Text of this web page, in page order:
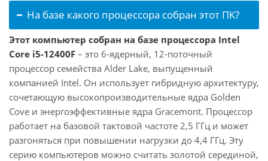
На базе какого процессора собран этот ПК?
Этот компьютер собран на базе процессора Intel
Core i5-12400F – это 6-ядерный, 12-поточный
процессор семейства Alder Lake, выпущенный
компанией Intel. Он использует гибридную архитектуру,
сочетающую высокопроизводительные ядра Golden
Cove и энергоэффективные ядра Gracemont. Процессор
работает на базовой тактовой частоте 2,5 ГГц и может
разгоняться при повышении нагрузки до 4,4 ГГц. Эту
серию компьютеров можно считать золотой серединой,